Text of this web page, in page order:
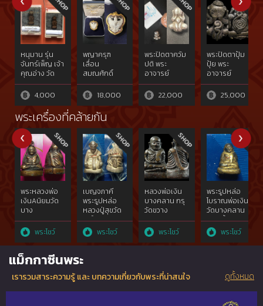
หนุมาน รุ่น
จันทร์เพ็ญ เจ้า
คุณอ่าง วัด
ใหญ่
สว่างอารมณ์
4,000
พญาครุฑ
เลื่อน
สมณศักดิ์
หลวงพ่อวราห์
18,000
พระปิดตาควัม
ปติ พระ
อาจารย์
อดิเรก วัด
หนองทราย
22,000
พระปิดตาปุ้ม
ปุ้ย พระ
อาจารย์
อดิเรก วัด
หนองทราย
25,000
พระเครื่องที่คล้ายกัน
พระหลวงพ่อ
เงินAนิยมวัด
บาง
คลานฯ,องค์
ที่2จอบยุค
ต้น๒๔๕๐
จ.พิจิตรที่ไม่
ผ่านการใช้
สัมผัส{rare
show}๒๔๖๐
พระโชว์
เบญจภาคี
พระรูปหล่อ
หลวงปู่สุขวัด
โพธิ์ทรายทอง
รุ่นแรก เนื้อ
เงิน ปี2498-
03พิมพ์
สมณศักดิ์
rare​ showผง
อุดพุทธคุณ
ใช้สัมผัส
พระโชว์
หลวงพ่อเงิน
บางคลาน กรุ
วัดขวาง
พระโชว์
พระรูปหล่อ
โบราณพ่อเงิน
วัดบางคลาน
พิมพ์ขี้ตาห้า
ชายเนื้อ
ทองคำ
ผสมgoldพ.ศ.๒๔๕
พระโชว์
แม็กกาซีนพระ
เรารวมสาระความรู้ และ บทความเกี่ยวกับพระที่น่าสนใจ ดูทั้งหมด